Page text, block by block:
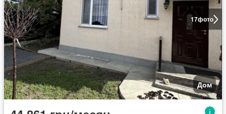
17фото
Дом